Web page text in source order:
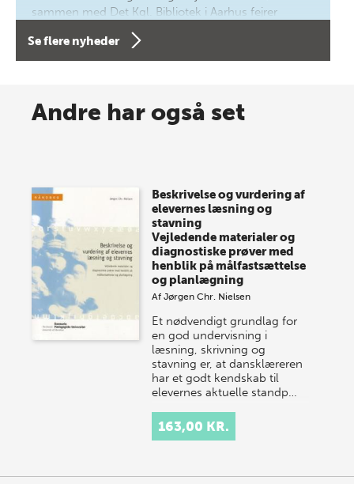
sammen med Det Kgl. Bibliotek i Aarhus fejrer
forfatterne bag vores nyes…
Spar op til 70% til sommer-
onsdag den 10. j…
Se flere nyheder
Andre har også set
Beskrivelse og vurdering af
elevernes læsning og
stavning
Vejledende materialer og
diagnostiske prøver med
henblik på målfastsættelse
og planlægning
AfJørgen Chr. Nielsen
Et nødvendigt grundlag for
en god undervisning i
læsning, skrivning og
stavning er, at dansklæreren
har et godt kendskab til
elevernes aktuelle standp…
163,00 KR.